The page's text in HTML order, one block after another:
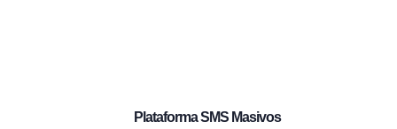
Plataforma SMS Masivos